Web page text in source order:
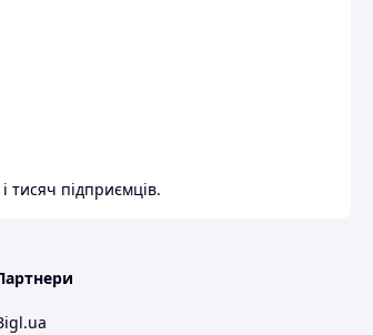
тисяч підприємців.